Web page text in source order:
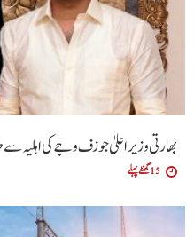
بھارتی وزیراعلیٰ جوزف وجے کی اہلیہ سے
15 گھنٹے پہلے